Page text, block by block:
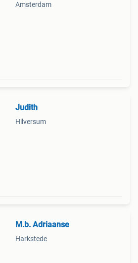
Amsterdam
Judith
Hilversum
M.b. Adriaanse
Harkstede